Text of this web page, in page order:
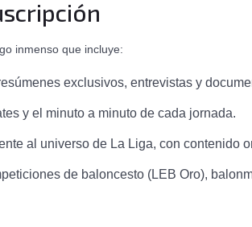
inmenso que incluye:
exclusivos, entrevistas y
y el minuto a minuto de cada jornada.
al universo de La Liga, con contenido
de baloncesto (LEB Oro),